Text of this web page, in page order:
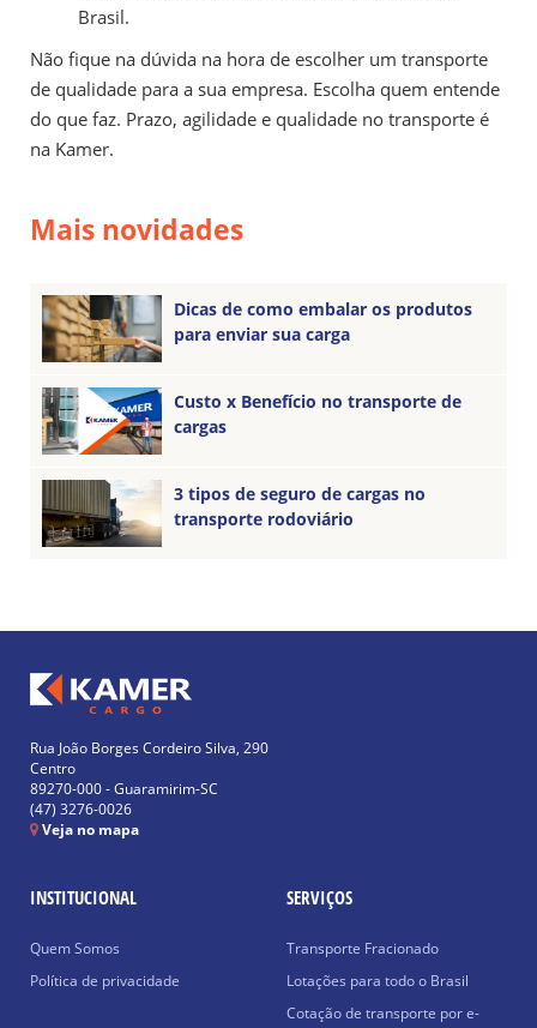
Brasil.
Não fique na dúvida na hora de escolher um transporte
de qualidade para a sua empresa. Escolha quem entende
do que faz. Prazo, agilidade e qualidade no transporte é
na Kamer.
Mais novidades
Dicas de como embalar os produtos
para enviar sua carga
Custo x Benefício no transporte de
cargas
3 tipos de seguro de cargas no
transporte rodoviário
Rua João Borges Cordeiro Silva, 290
Centro
89270-000 - Guaramirim-SC
(47) 3276-0026
Veja no mapa
INSTITUCIONAL
Quem Somos
Política de privacidade
SERVIÇOS
Transporte Fracionado
Lotações para todo o Brasil
Cotação de transporte por e-